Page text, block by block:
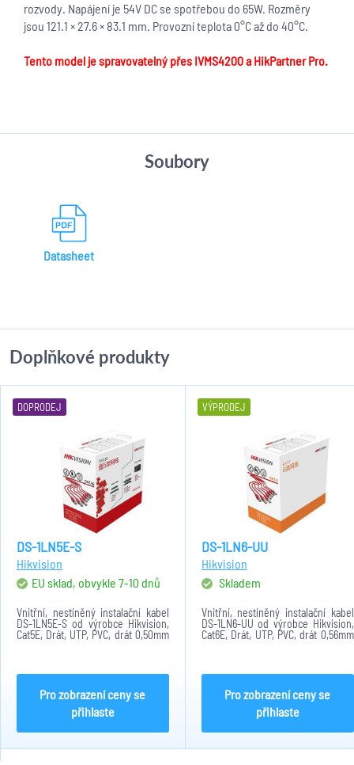
rozvody. Napájení je 54V DC se spotřebou do 65W. Rozměry
jsou 121.1 × 27.6 × 83.1 mm. Provozní teplota 0°C až do 40°C.
Tento model je spravovatelný přes IVMS4200 a HikPartner Pro.
Soubory
Datasheet
Doplňkové produkty
DOPRODEJ
DS-1LN5E-S
Hikvision
EU sklad, obvykle 7-10 dnů
Vnitřní, nestíněný instalační kabel
DS-1LN5E-S od výrobce Hikvision,
Cat5E, Drát, UTP, PVC, drát 0,50mm
Pro zobrazení ceny se
přihlaste
VÝPRODEJ
DS-1LN6-UU
Hikvision
Skladem
Vnitřní, nestíněný instalační kabel
DS-1LN6-UU od výrobce Hikvision,
Cat6E, Drát, UTP, PVC, drát 0,56mm
Pro zobrazení ceny se
přihlaste